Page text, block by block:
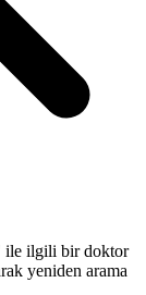
ile ilgili bir doktor
yeniden arama